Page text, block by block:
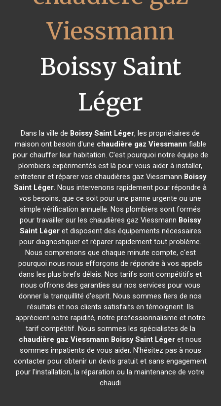
Viessmann
Boissy Saint
Léger
Dans la ville de Boissy Saint Léger, les propriétaires de
maison ont besoin d'une chaudière gaz Viessmann fiable
pour chauffer leur habitation. C'est pourquoi notre équipe de
plombiers expérimentés est là pour vous aider à installer,
entretenir et réparer vos chaudières gaz Viessmann Boissy
Saint Léger. Nous intervenons rapidement pour répondre à
vos besoins, que ce soit pour une panne urgente ou une
simple vérification annuelle. Nos plombiers sont formés
pour travailler sur les chaudières gaz Viessmann Boissy
Saint Légeret disposent des équipements nécessaires
pour diagnostiquer et réparer rapidement tout problème.
Nous comprenons que chaque minute compte, c'est
pourquoi nous nous efforçons de répondre à vos appels
dans les plus brefs délais. Nos tarifs sont compétitifs et
nous offrons des garanties sur nos services pour vous
donner la tranquillité d'esprit. Nous sommes fiers de nos
résultats et nos clients satisfaits en témoignent. Ils
apprécient notre rapidité, notre professionnalisme et notre
tarif compétitif. Nous sommes les spécialistes de la
chaudière gaz Viessmann Boissy Saint Léger et nous
sommes impatients de vous aider. N'hésitez pas à nous
contacter pour obtenir un devis gratuit et sans engagement
pour l'installation, la réparation ou la maintenance de votre
chaudi